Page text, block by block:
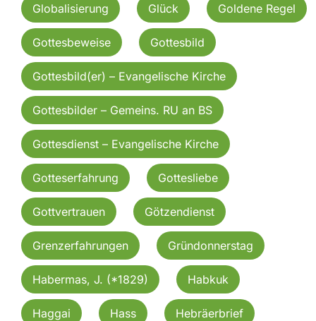
Globalisierung Glück Goldene Regel
Gottesbeweise Gottesbild
Gottesbild(er) – Evangelische Kirche
Gottesbilder – Gemeins. RU an BS
Gottesdienst – Evangelische Kirche
Gotteserfahrung Gottesliebe
Gottvertrauen Götzendienst
Grenzerfahrungen Gründonnerstag
Habermas, J. (*1829) Habkuk
Haggai Hass Hebräerbrief